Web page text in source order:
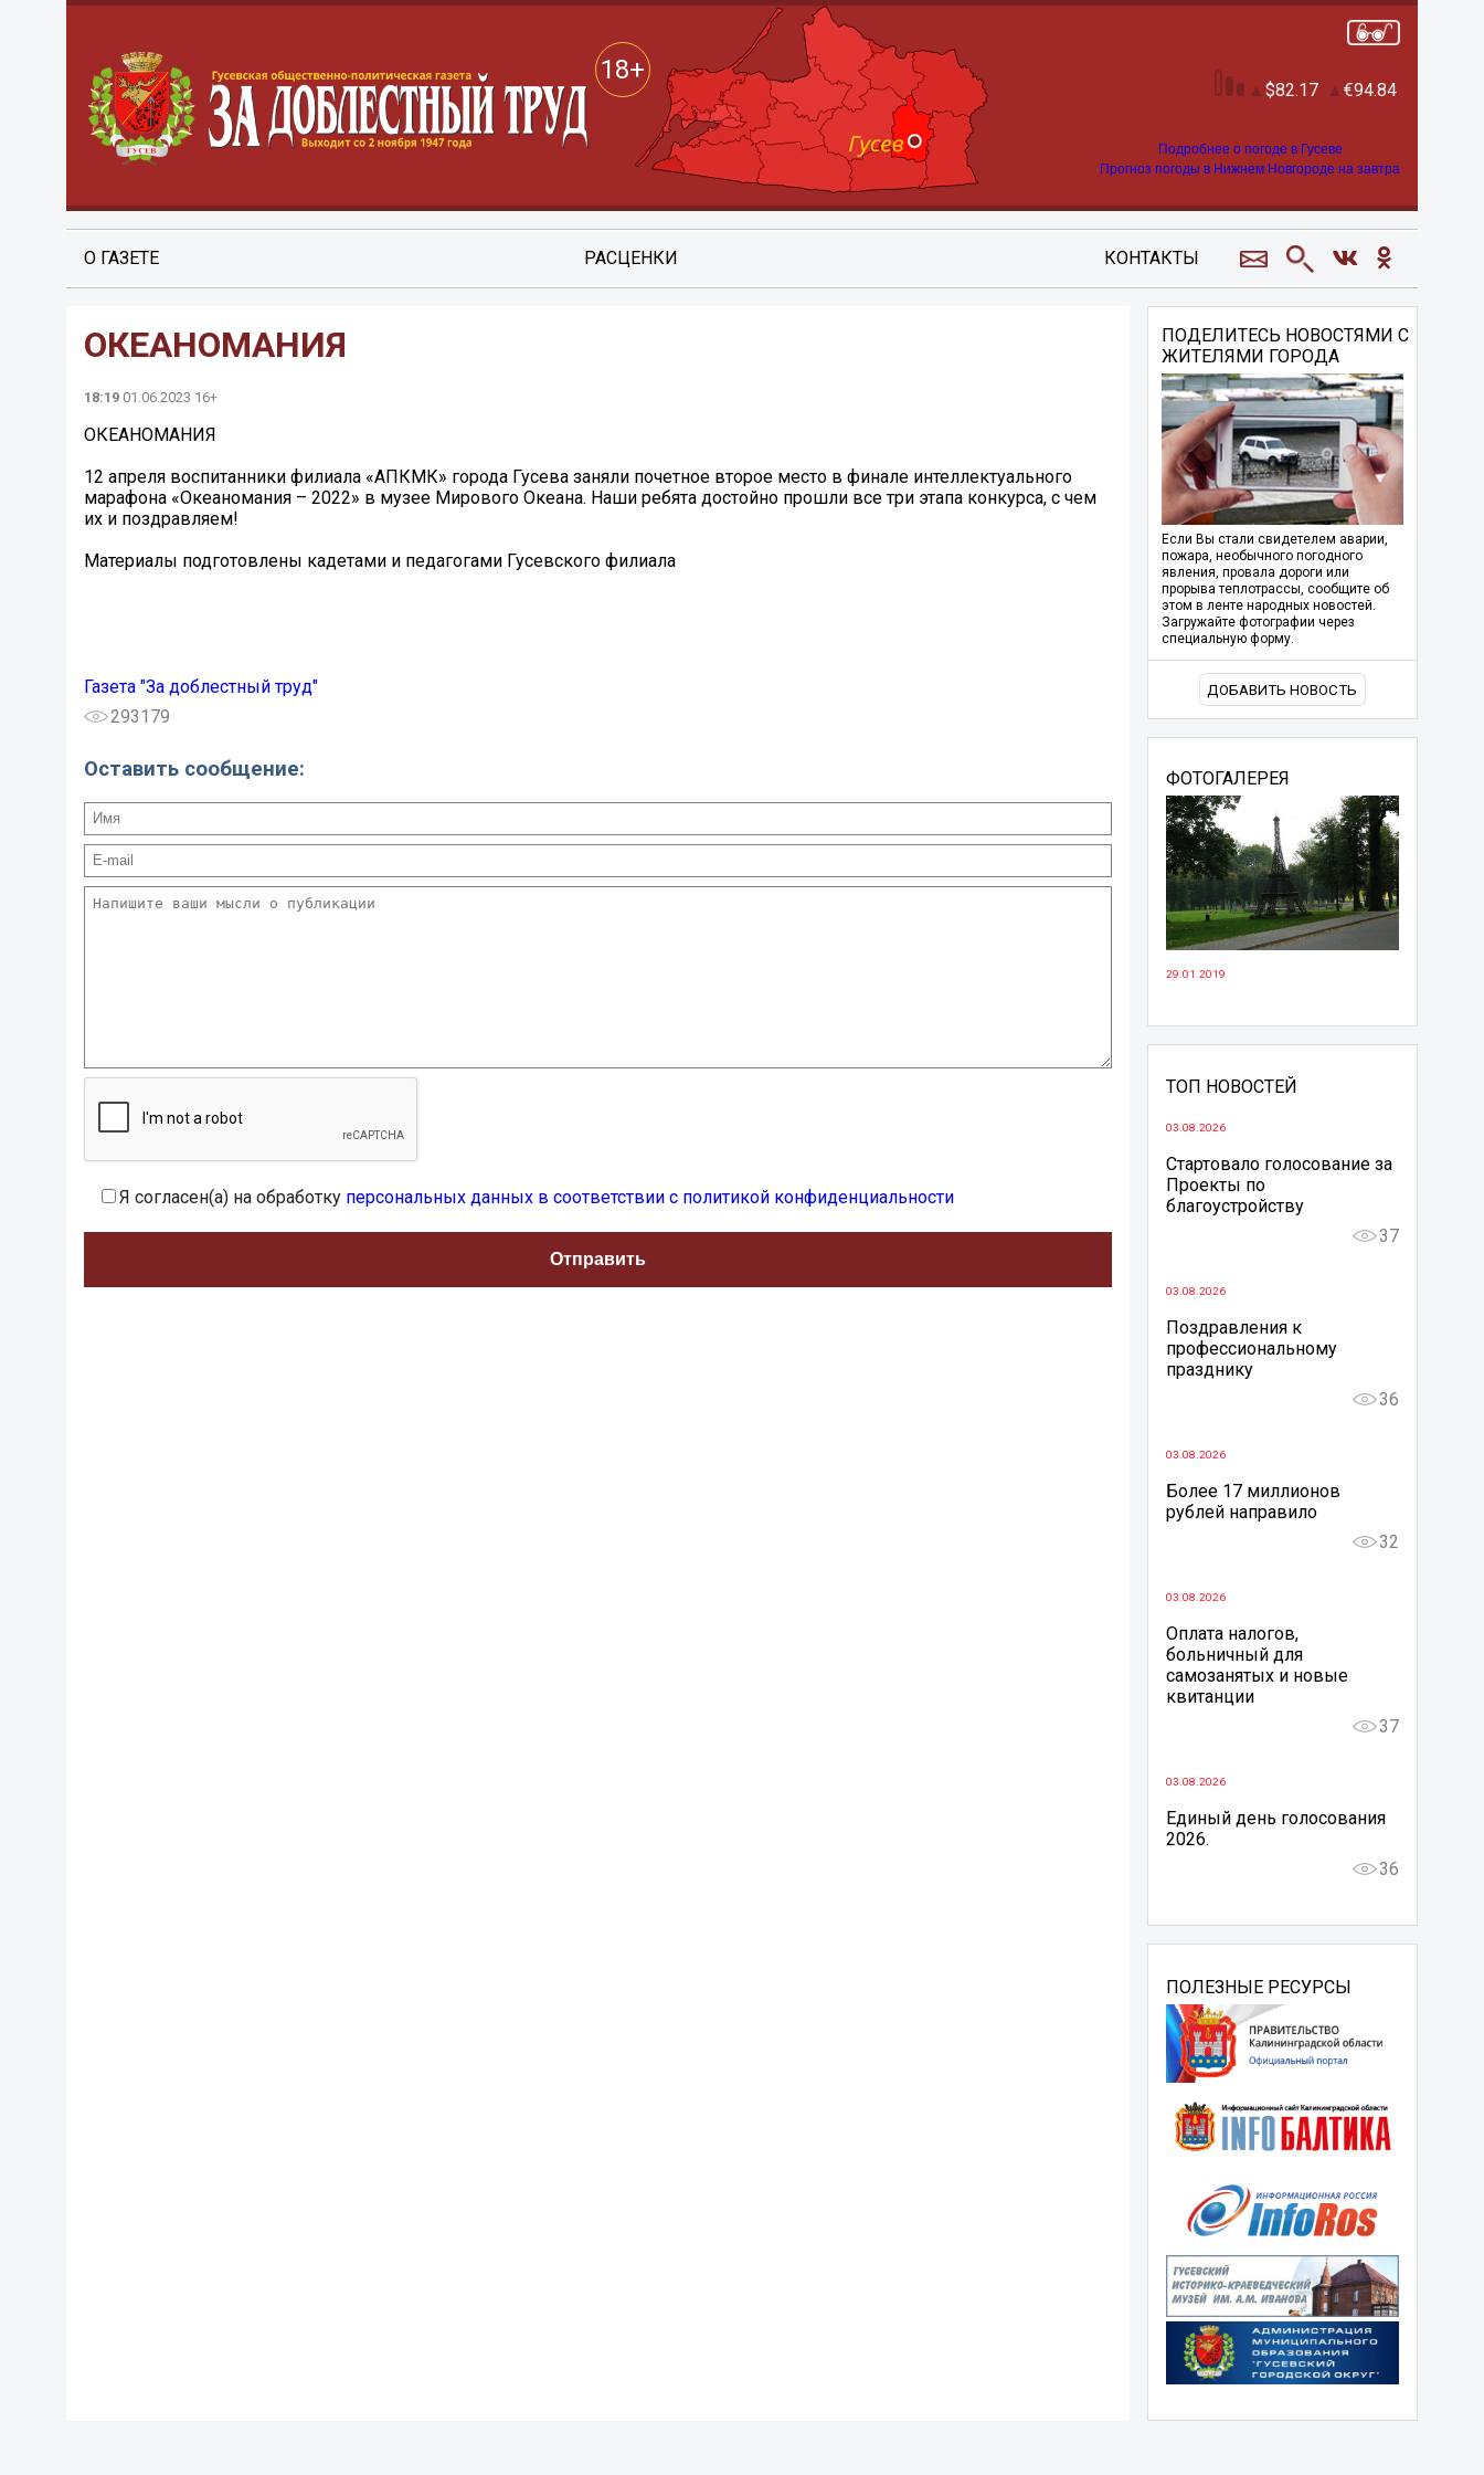
18+
82.17 94.84
Подробнее о погоде в Гусеве
Прогноз погоды в Нижнем Новгороде на завтра
О ГАЗЕТЕ РАСЦЕНКИ КОНТАКТЫ
ОКЕАНОМАНИЯ
18:19 01.06.2023 16+
ОКЕАНОМАНИЯ
12 апреля воспитанники филиала «АПКМК» города Гусева заняли почетное второе место в финале интеллектуального
марафона «Океаномания – 2022» в музее Мирового Океана. Наши ребята достойно прошли все три этапа конкурса, с чем
их и поздравляем!
Материалы подготовлены кадетами и педагогами Гусевского филиала
Газета "За доблестный труд"
293179
Оставить сообщение:
Я согласен(а) на обработку персональных данных в соответствии с политикой конфиденциальности
ПОДЕЛИТЕСЬ НОВОСТЯМИ С
ЖИТЕЛЯМИ ГОРОДА
Если Вы стали свидетелем аварии,
пожара, необычного погодного
явления, провала дороги или
прорыва теплотрассы, сообщите об
этом в ленте народных новостей.
Загружайте фотографии через
специальную форму.
ДОБАВИТЬ НОВОСТЬ
ФОТОГАЛЕРЕЯ
29.01.2019
ТОП НОВОСТЕЙ
03.08.2026
Стартовало голосование за
Проекты по
благоустройству
37
03.08.2026
Поздравления к
профессиональному
празднику
36
03.08.2026
Более 17 миллионов
рублей направило
32
03.08.2026
Оплата налогов,
больничный для
самозанятых и новые
квитанции
37
03.08.2026
Единый день голосования
2026.
36
ПОЛЕЗНЫЕ РЕСУРСЫ